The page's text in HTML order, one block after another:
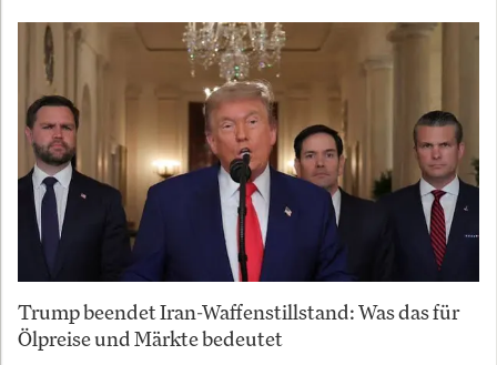
Trump beendet Iran-Waffenstillstand: Was das für
Ölpreise und Märkte bedeutet